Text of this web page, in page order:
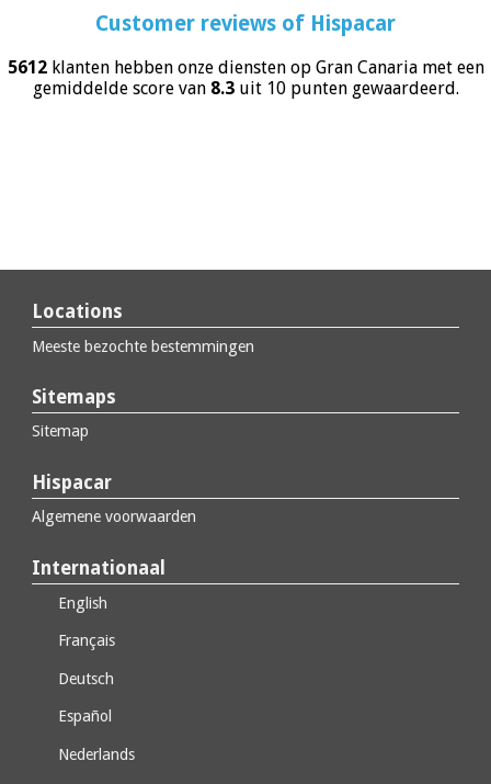
Customer reviews of Hispacar
5612klanten hebben onze diensten op Gran Canaria met een
gemiddelde score van 8.3uit 10 punten gewaardeerd.
Locations
Meeste bezochte bestemmingen
Sitemaps
Sitemap
Hispacar
Algemene voorwaarden
Internationaal
English
Français
Deutsch
Español
Nederlands